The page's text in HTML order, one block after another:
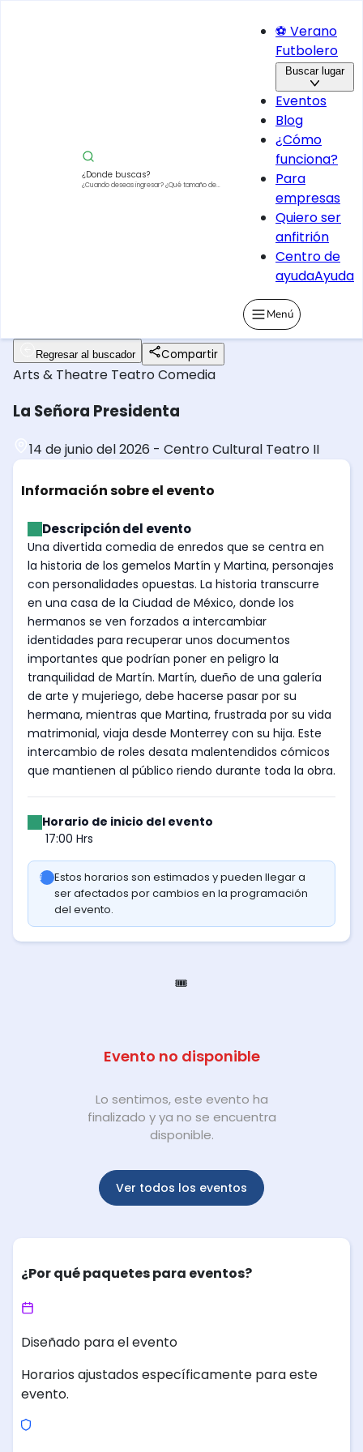
¿Donde buscas?
¿Cuando deseas ingresar?¿Qué tamaño de
⚽ Verano
Futbolero
Buscar lugar
Eventos
Blog
¿Cómo
funciona?
Para
empresas
Quiero ser
anfitrión
Centro de
ayudaAyuda
Menú
Regresar al buscador Compartir
Arts & Theatre TeatroComedia
La Señora Presidenta
14 de junio del 2026 - Centro Cultural Teatro II
Información sobre el evento
Descripción del evento
Una divertida comedia de enredos que se centra en
la historia de los gemelos Martín y Martina, personajes
con personalidades opuestas. La historia transcurre
en una casa de la Ciudad de México, donde los
hermanos se ven forzados a intercambiar
identidades para recuperar unos documentos
importantes que podrían poner en peligro la
tranquilidad de Martín. Martín, dueño de una galería
de arte y mujeriego, debe hacerse pasar por su
hermana, mientras que Martina, frustrada por su vida
matrimonial, viaja desde Monterrey con su hija. Este
intercambio de roles desata malentendidos cómicos
que mantienen al público riendo durante toda la obra.
Horario de inicio del evento
17:00 Hrs
Estos horarios son estimados y pueden llegar a
ser afectados por cambios en la programación
del evento.
🎟️
Evento no disponible
Lo sentimos, este evento ha
finalizado y ya no se encuentra
disponible.
Ver todos los eventos
¿Por qué paquetes para eventos?
Diseñado para el evento
Horarios ajustados específicamente para este
evento.